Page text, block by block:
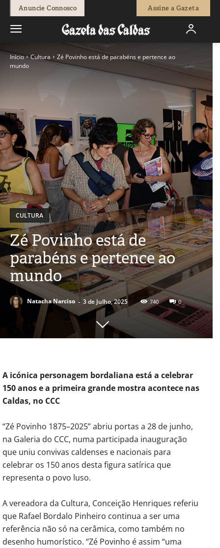
Anuncie Connosco Assine a Gazeta
Início Cultura
Zé Povinho está de parabéns e pertence ao
mundo
CULTURA
Zé Povinho está de
parabéns e pertence ao
mundo
Natacha Narciso - 3 de Julho, 2025 740 0
A icónica personagem bordaliana está a celebrar
150 anos e a primeira grande mostra acontece nas
Caldas, no CCC
“Zé Povinho 1875–2025” abriu portas a 28 de junho,
na Galeria do CCC, numa participada inauguração
que uniu convivas caldenses e nacionais para
celebrar os 150 anos desta figura satírica que
representa o povo luso.
A vereadora da Cultura, Conceição Henriques referiu
que Rafael Bordalo Pinheiro continua a ser uma
referência não só na cerâmica, como também no
desenho humorístico. “Zé Povinho é assim “uma